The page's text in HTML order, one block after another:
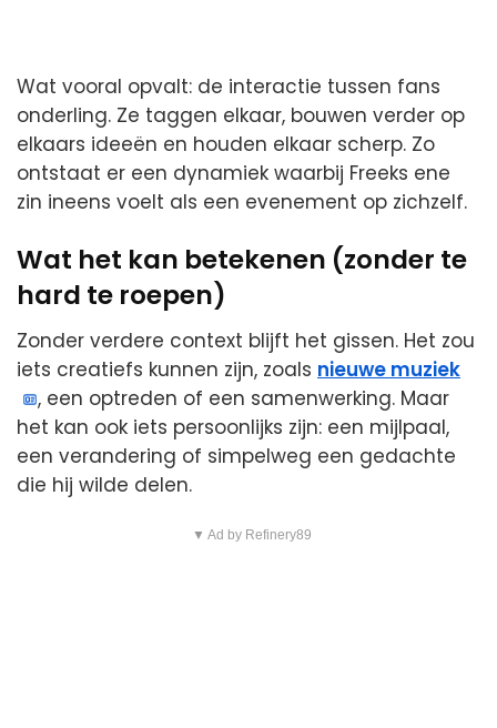
Wat vooral opvalt: de interactie tussen fans
onderling. Ze taggen elkaar, bouwen verder op
elkaars ideeën en houden elkaar scherp. Zo
ontstaat er een dynamiek waarbij Freeks ene
zin ineens voelt als een evenement op zichzelf.
Wat het kan betekenen (zonder te
hard te roepen)
Zonder verdere context blijft het gissen. Het zou
iets creatiefs kunnen zijn, zoals nieuwe muziek
, een optreden of een samenwerking. Maar
het kan ook iets persoonlijks zijn: een mijlpaal,
een verandering of simpelweg een gedachte
die hij wilde delen.
▼ Ad by Refinery89